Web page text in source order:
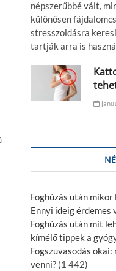
népszerűbbé vált,
különösen
stresszoldásra
tartják arra is
Foghúzás után
Ennyi ideig érdemes
Foghúzás után mit
kímélő tippek a
Fogszuvasodás
venni? (1 442)